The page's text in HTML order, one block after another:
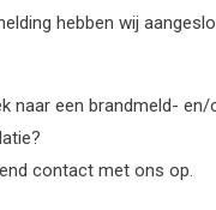
hebben wij
naar een brandmeld-
contact met ons op.